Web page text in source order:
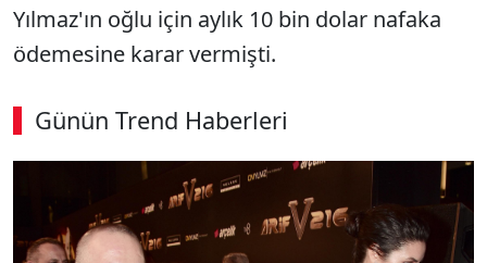
Yılmaz'ın oğlu için aylık 10 bin dolar nafaka
ödemesine karar vermişti.
Günün Trend Haberleri
00:02 / 09:15
Sesi Aç